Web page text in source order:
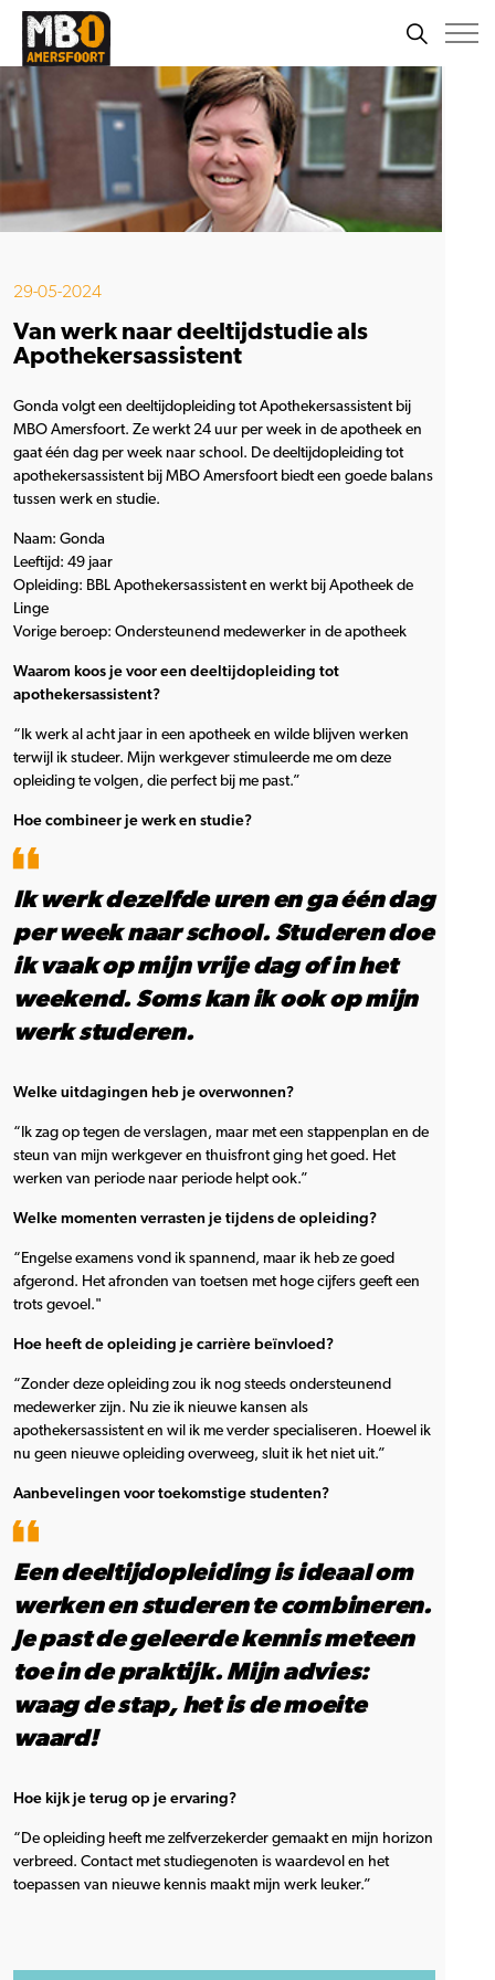
29-05-2024
Van werk naar deeltijdstudie als
Apothekersassistent
Gonda volgt een deeltijdopleiding tot Apothekersassistent bij
MBO Amersfoort. Ze werkt 24 uur per week in de apotheek en
gaat één dag per week naar school. De deeltijdopleiding tot
apothekersassistent bij MBO Amersfoort biedt een goede balans
tussen werk en studie.
Naam: Gonda
Leeftijd: 49 jaar
Opleiding: BBL Apothekersassistent en werkt bij Apotheek de
Linge
Vorige beroep: Ondersteunend medewerker in de apotheek
Waarom koos je voor een deeltijdopleiding tot
apothekersassistent?
“Ik werk al acht jaar in een apotheek en wilde blijven werken
terwijl ik studeer. Mijn werkgever stimuleerde me om deze
opleiding te volgen, die perfect bij me past.”
Hoe combineer je werk en studie?
Ik werk dezelfde uren en ga één dag
per week naar school. Studeren doe
ik vaak op mijn vrije dag of in het
weekend. Soms kan ik ook op mijn
werk studeren.
Welke uitdagingen heb je overwonnen?
“Ik zag op tegen de verslagen, maar met een stappenplan en de
steun van mijn werkgever en thuisfront ging het goed. Het
werken van periode naar periode helpt ook.”
Welke momenten verrasten je tijdens de opleiding?
“Engelse examens vond ik spannend, maar ik heb ze goed
afgerond. Het afronden van toetsen met hoge cijfers geeft een
trots gevoel."
Hoe heeft de opleiding je carrière beïnvloed?
“Zonder deze opleiding zou ik nog steeds ondersteunend
medewerker zijn. Nu zie ik nieuwe kansen als
apothekersassistent en wil ik me verder specialiseren. Hoewel ik
nu geen nieuwe opleiding overweeg, sluit ik het niet uit.”
Aanbevelingen voor toekomstige studenten?
Een deeltijdopleiding is ideaal om
werken en studeren te combineren.
Je past de geleerde kennis meteen
toe in de praktijk. Mijn advies:
waag de stap, het is de moeite
waard!
Hoe kijk je terug op je ervaring?
“De opleiding heeft me zelfverzekerder gemaakt en mijn horizon
verbreed. Contact met studiegenoten is waardevol en het
toepassen van nieuwe kennis maakt mijn werk leuker.”